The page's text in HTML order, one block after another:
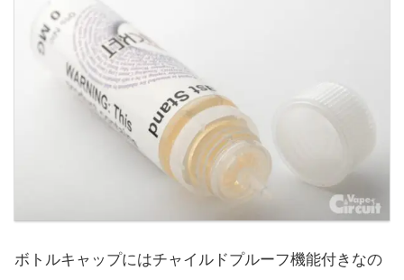
ボトルキャップにはチャイルドプルーフ機能付きなの